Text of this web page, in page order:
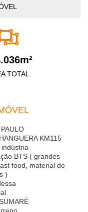
TOTAL
KM115
BTS ( grandes
food, material de
)